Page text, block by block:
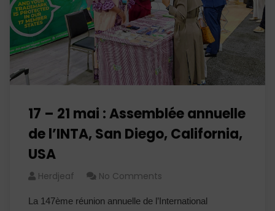
17 – 21 mai : Assemblée annuelle
de l’INTA, San Diego, California,
USA
Herdjeaf No Comments
La 147ème réunion annuelle de l’International